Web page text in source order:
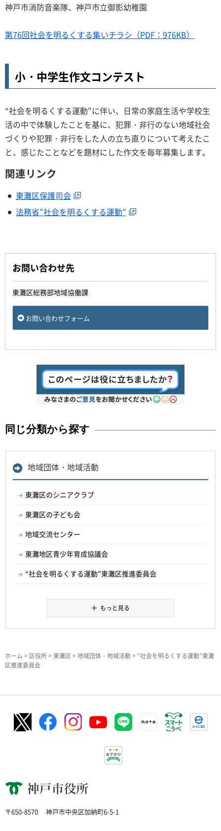
神戸市消防音楽隊、神戸市立御影幼稚園
第76回社会を明るくする集いチラシ（PDF：976KB）
小・中学生作文コンテスト
“社会を明るくする運動”に伴い、日常の家庭生活や学校生
活の中で体験したことを基に、犯罪・非行のない地域社会
づくりや犯罪・非行をした人の立ち直りについて考えたこ
と、感じたことなどを題材にした作文を毎年募集します。
関連リンク
東灘区保護司会
法務省”社会を明るくする運動”
お問い合わせ先
東灘区総務部地域協働課
お問い合わせフォーム
同じ分類から探す
地域団体・地域活動
東灘区のシニアクラブ
東灘区の子ども会
地域交流センター
東灘地区青少年育成協議会
“社会を明るくする運動”東灘区推進委員会
もっと見る
ホーム > 区役所> 東灘区> 地域団体・地域活動> “社会を明るくする運動”東灘
区推進委員会
神戸市役所
〒650-8570 神戸市中央区加納町6-5-1